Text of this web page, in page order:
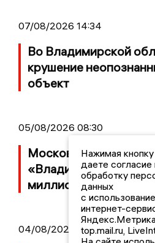
07/08/2026 14:34
Во Владимирской
крушение
объект
05/08/2026 08:30
Московский ЧОП
«Владимирскому
миллионов рублей
04/08/2026 15:40
Нажимая
даете согласие
обработку
данных
с
интернет-
top.mail.ru,